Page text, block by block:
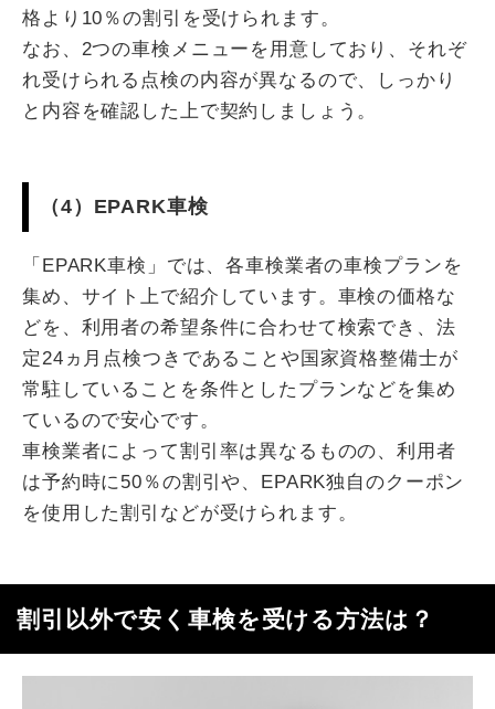
格より10％の割引を受けられます。
なお、2つの車検メニューを用意しており、それぞ
れ受けられる点検の内容が異なるので、しっかり
と内容を確認した上で契約しましょう。
（4）EPARK車検
「EPARK車検」では、各車検業者の車検プランを
集め、サイト上で紹介しています。車検の価格な
どを、利用者の希望条件に合わせて検索でき、法
定24ヵ月点検つきであることや国家資格整備士が
常駐していることを条件としたプランなどを集め
ているので安心です。
車検業者によって割引率は異なるものの、利用者
は予約時に50％の割引や、EPARK独自のクーポン
を使用した割引などが受けられます。
割引以外で安く車検を受ける方法は？